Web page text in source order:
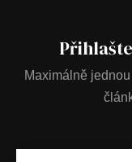
Maximálně